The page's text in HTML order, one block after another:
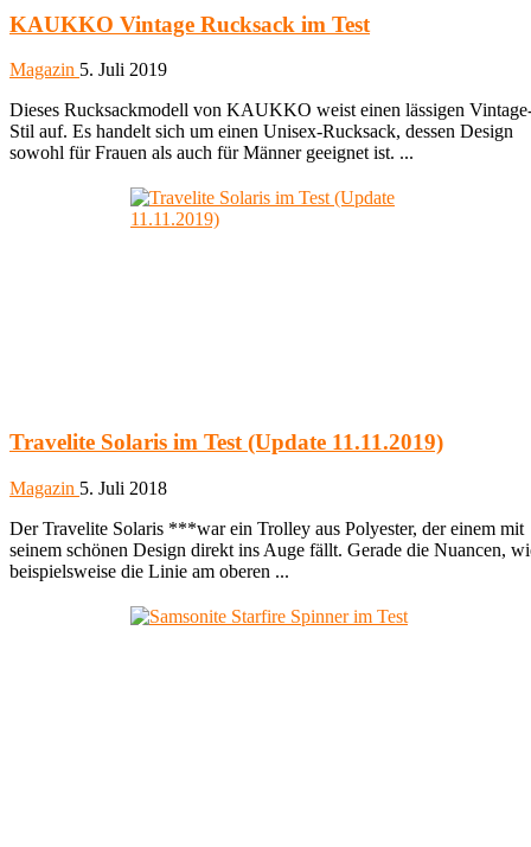
KAUKKO Vintage Rucksack im Test
Magazin 5. Juli 2019
Dieses Rucksackmodell von KAUKKO weist einen lässigen
Stil auf. Es handelt sich um einen Unisex-Rucksack, dessen Design
sowohl für Frauen als auch für Männer geeignet ist. ...
Travelite Solaris im Test (Update 11.11.2019)
Magazin 5. Juli 2018
Der Travelite Solaris ***war ein Trolley aus Polyester, der einem mit
seinem schönen Design direkt ins Auge fällt. Gerade die Nuancen,
beispielsweise die Linie am oberen ...